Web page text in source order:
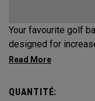
Your favourite golf
designed for
feel, control, and
Supersoft you’ve
QUANTITÉ: